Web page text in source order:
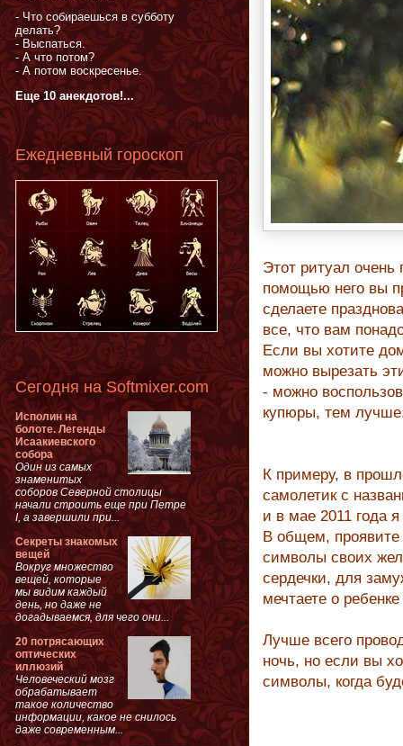
Этот ритуал очень
помощью него вы
сделаете
все, что вам
Если вы хотите
можно вырезать
- можно
купюры, тем
К примеру, в
самолетик с
и в мае 2011 года
В общем,
символы своих
сердечки, для
мечтаете о
Лучше всего
ночь, но если вы
символы, когда
- Что собираешься в субботу
делать?
- Выспаться.
- А что потом?
- А потом воскресенье.
Еще 10 анекдотов!...
Ежедневный гороскоп
Сегодня на Softmixer.com
Исполин на
болоте. Легенды
Исаакиевского
собора
Один из самых
знаменитых
соборов Северной столицы
начали строить еще при Петре
I, а завершили при...
Секреты знакомых
вещей
Вокруг множество
вещей, которые
мы видим каждый
день, но даже не
догадываемся, для чего они...
20 потрясающих
оптических
иллюзий
Человеческий мозг
обрабатывает
такое количество
информации, какое не снилось
даже современным...